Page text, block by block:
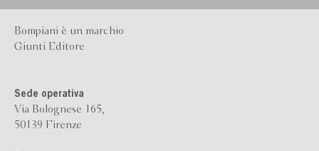
Bompiani è un marchio
Giunti Editore
Sede operativa
Via Bolognese 165,
50139 Firenze